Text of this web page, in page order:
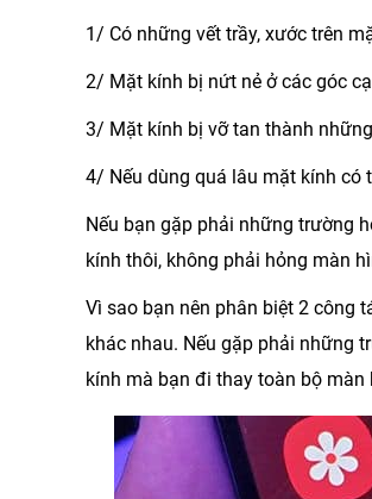
1/ Có những vết trầy, xước trên
2/ Mặt kính bị nứt nẻ ở các góc
3/ Mặt kính bị vỡ tan thành
4/ Nếu dùng quá lâu mặt kính có
Nếu bạn gặp phải những trường
kính thôi, không phải hỏng màn
Vì sao bạn nên phân biệt 2 công
khác nhau. Nếu gặp phải những
kính mà bạn đi thay toàn bộ